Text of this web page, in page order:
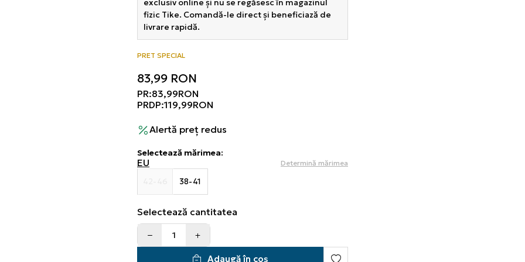
exclusiv online și nu se regăsesc în magazinul
fizic Tike. Comandă-le direct și beneficiază de
livrare rapidă.
PRET SPECIAL
83,99 RON
PR:83,99RON
PRDP:119,99RON
Alertă preț redus
Selectează mărimea:
EU Determină mărimea
38-41
Selectează cantitatea
Adaugă în coș